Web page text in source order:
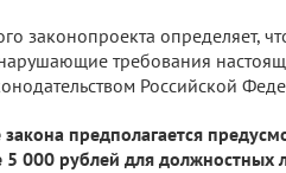
законопроекта определяет,
требования
Российской
предполагается
000 рублей для должностных